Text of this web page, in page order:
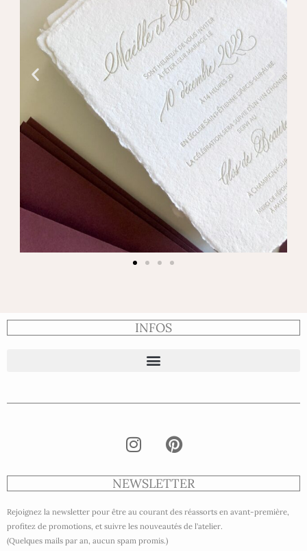
INFOS
NEWSLETTER
Rejoignez la newsletter pour être au courant des réassorts en avant-première,
profitez de promotions, et suivre les nouveautés de l’atelier.
(Quelques mails par an, aucun spam promis.)